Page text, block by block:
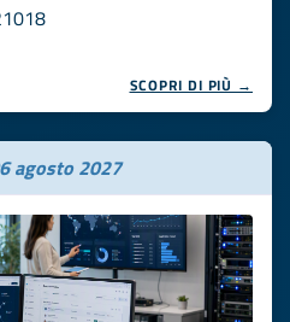
SCOPRI DI PIÙ →
agosto 2027